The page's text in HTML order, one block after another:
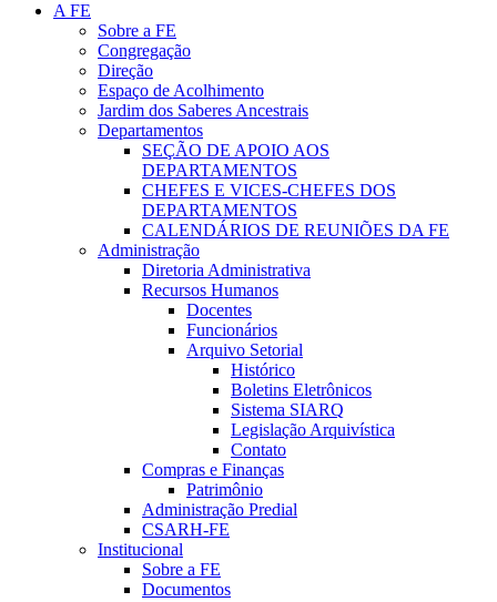
A FE
Sobre a FE
Congregação
Direção
Espaço de Acolhimento
Jardim dos Saberes Ancestrais
Departamentos
SEÇÃO DE APOIO AOS
DEPARTAMENTOS
CHEFES E VICES-CHEFES DOS
DEPARTAMENTOS
CALENDÁRIOS DE REUNIÕES DA FE
Administração
Diretoria Administrativa
Recursos Humanos
Docentes
Funcionários
Arquivo Setorial
Histórico
Boletins Eletrônicos
Sistema SIARQ
Legislação Arquivística
Contato
Compras e Finanças
Patrimônio
Administração Predial
CSARH-FE
Institucional
Sobre a FE
Documentos